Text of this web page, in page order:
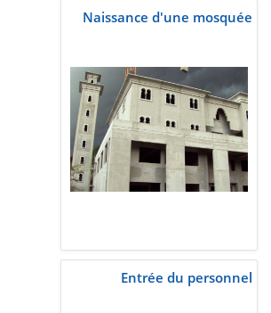
Naissance d'une mosquée
Entrée du personnel